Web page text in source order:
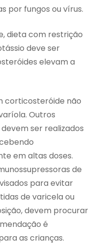
por fungos ou vírus.
dieta com restrição
deve ser
elevam a
corticosteróide não
Outros
ser realizados
em altas doses.
de
para evitar
de varicela ou
devem procurar
é
as crianças.